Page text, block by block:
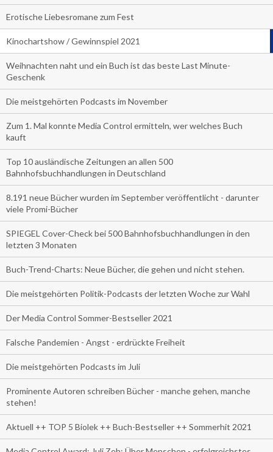
Erotische Liebesromane zum Fest
Kinochartshow / Gewinnspiel 2021
Weihnachten naht und ein Buch ist das beste Last Minute-
Geschenk
Die meistgehörten Podcasts im November
Zum 1. Mal konnte Media Control ermitteln, wer welches Buch
kauft
Top 10 ausländische Zeitungen an allen 500
Bahnhofsbuchhandlungen in Deutschland
8.191 neue Bücher wurden im September veröffentlicht - darunter
viele Promi-Bücher
SPIEGEL Cover-Check bei 500 Bahnhofsbuchhandlungen in den
letzten 3 Monaten
Buch-Trend-Charts: Neue Bücher, die gehen und nicht stehen.
Die meistgehörten Politik-Podcasts der letzten Woche zur Wahl
Der Media Control Sommer-Bestseller 2021
Falsche Pandemien - Angst - erdrückte Freiheit
Die meistgehörten Podcasts im Juli
Prominente Autoren schreiben Bücher - manche gehen, manche
stehen!
Aktuell ++ TOP 5 Biolek ++ Buch-Bestseller ++ Sommerhit 2021